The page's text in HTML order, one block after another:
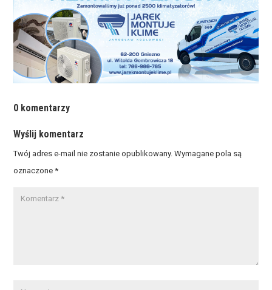
0 komentarzy
Wyślij komentarz
Twój adres e-mail nie zostanie opublikowany. Wymagane pola są
oznaczone*